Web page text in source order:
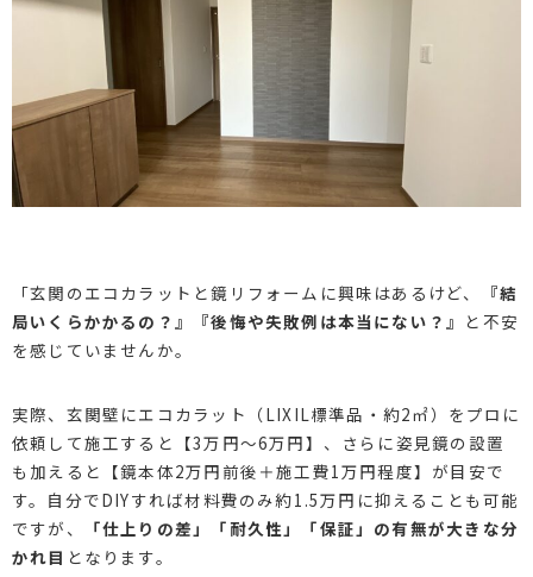
「玄関のエコカラットと鏡リフォームに興味はあるけど、
『結
局いくらかかるの？』『後悔や失敗例は本当にない？』 と不安
を感じていませんか。
実際、玄関壁にエコカラット（LIXIL標準品・約2㎡）をプロに
依頼して施工すると【3万円～6万円】、さらに姿見鏡の設置
も加えると【鏡本体2万円前後＋施工費1万円程度】が目安で
す。自分でDIYすれば材料費のみ約1.5万円に抑えることも可能
ですが、
「仕上りの差」「耐久性」「保証」の有無が大きな分
かれ目 となります。